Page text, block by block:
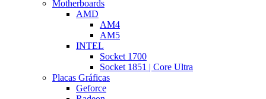
Motherboards
AMD
AM4
AM5
INTEL
Socket 1700
Socket 1851 | Core Ultra
Placas Gráficas
Geforce